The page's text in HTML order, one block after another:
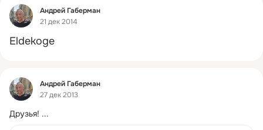
Фид
Андрей Габерман
21 дек 2014
Eldekoge
Фид
Андрей Габерман
27 дек 2013
Друзья! ...